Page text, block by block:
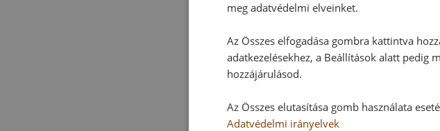
meg adatvédelmi elveinket.
Az Összes elfogadása gombra kattintva
adatkezelésekhez, a Beállítások alatt pedig
hozzájárulásod.
Az Összes elutasítása gomb használata
Adatvédelmi irányelvek